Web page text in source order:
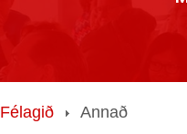
Félagið Annað